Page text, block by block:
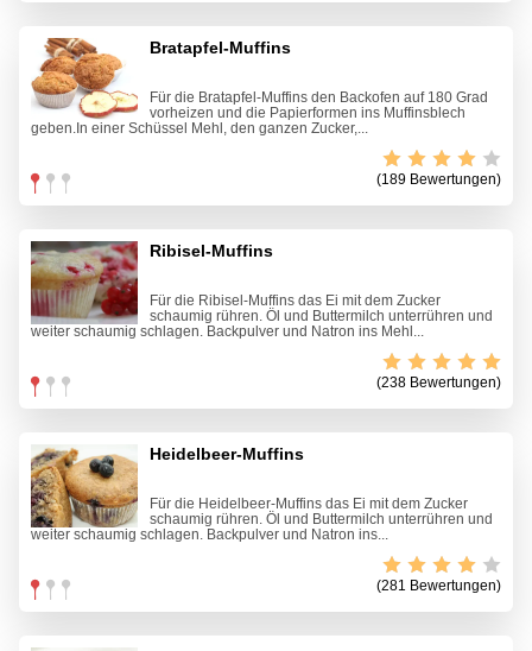
Bratapfel-Muffins
Für die Bratapfel-Muffins den Backofen auf 180 Grad
vorheizen und die Papierformen ins Muffinsblech
geben.In einer Schüssel Mehl, den ganzen Zucker,...
(189 Bewertungen)
Ribisel-Muffins
Für die Ribisel-Muffins das Ei mit dem Zucker
schaumig rühren. Öl und Buttermilch unterrühren und
weiter schaumig schlagen. Backpulver und Natron ins Mehl...
(238 Bewertungen)
Heidelbeer-Muffins
Für die Heidelbeer-Muffins das Ei mit dem Zucker
schaumig rühren. Öl und Buttermilch unterrühren und
weiter schaumig schlagen. Backpulver und Natron ins...
(281 Bewertungen)